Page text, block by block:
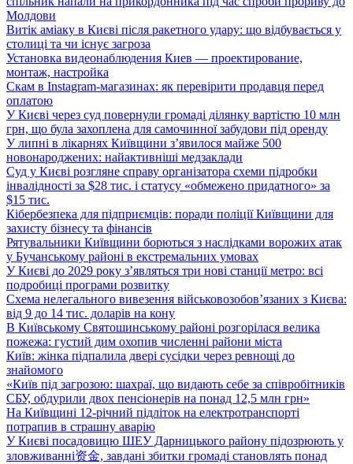
Молдови
Витік аміаку в Києві після ракетного удару: що відбувається у
столиці та чи існує загроза
Установка видеонаблюдения Киев — проектирование,
монтаж, настройка
Скам в Instagram-магазинах: як перевірити продавця перед
оплатою
У Києві через суд повернули громаді ділянку вартістю 10 млн
грн, що була захоплена для самочинної забудови під оренду
У липні в лікарнях Київщини з’явилося майже 500
новонароджених: найактивніші медзаклади
Суд у Києві розгляне справу організатора схеми підробки
інвалідності за $28 тис. і статусу «обмежено придатного» за
$15 тис.
Кібербезпека для підприємців: поради поліції Київщини для
захисту бізнесу та фінансів
Рятувальники Київщини борються з наслідками ворожих атак
у Бучанському районі в екстремальних умовах
У Києві до 2029 року з’являться три нові станції метро: всі
подробиці програми розвитку
Схема нелегального вивезення військовозобов’язаних з Києва:
від 9 до 14 тис. доларів на кону
В Київському Святошинському районі розгорілася велика
пожежа: густий дим охопив численні райони міста
Київ: жінка підпалила двері сусідки через ревнощі до
знайомого
«Київ під загрозою: шахраї, що видають себе за співробітників
СБУ, обдурили двох пенсіонерів на понад 12,5 млн грн»
На Київщині 12-річний підліток на електротранспорті
потрапив в страшну аварію
У Києві посадовицю ШЕУ Дарницького району підозрюють у
зловживанні资金, завдані збитки громаді становлять понад